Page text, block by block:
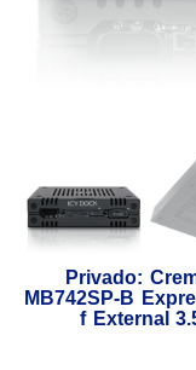
Privado:
MB742SP-B
f External